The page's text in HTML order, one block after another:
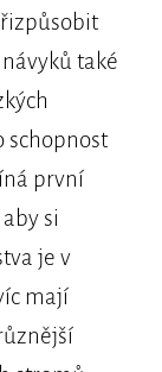
také
schopnost
první
si
je v
mají